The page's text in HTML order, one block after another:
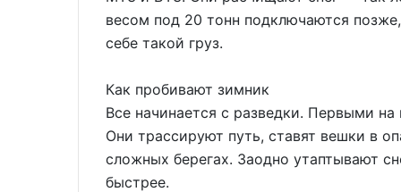
весом под 20 тонн подключаются
себе такой груз.
Как пробивают зимник
Все начинается с разведки. Первыми
Они трассируют путь, ставят вешки в
сложных берегах. Заодно утаптывают
быстрее.